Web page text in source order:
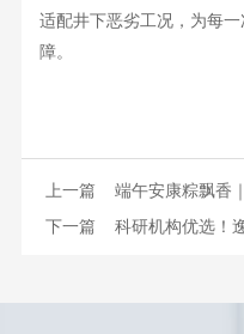
适配井下恶劣工况，为每
障。
上一篇 端午安康粽飘香｜气
下一篇 科研机构优选！逸云天